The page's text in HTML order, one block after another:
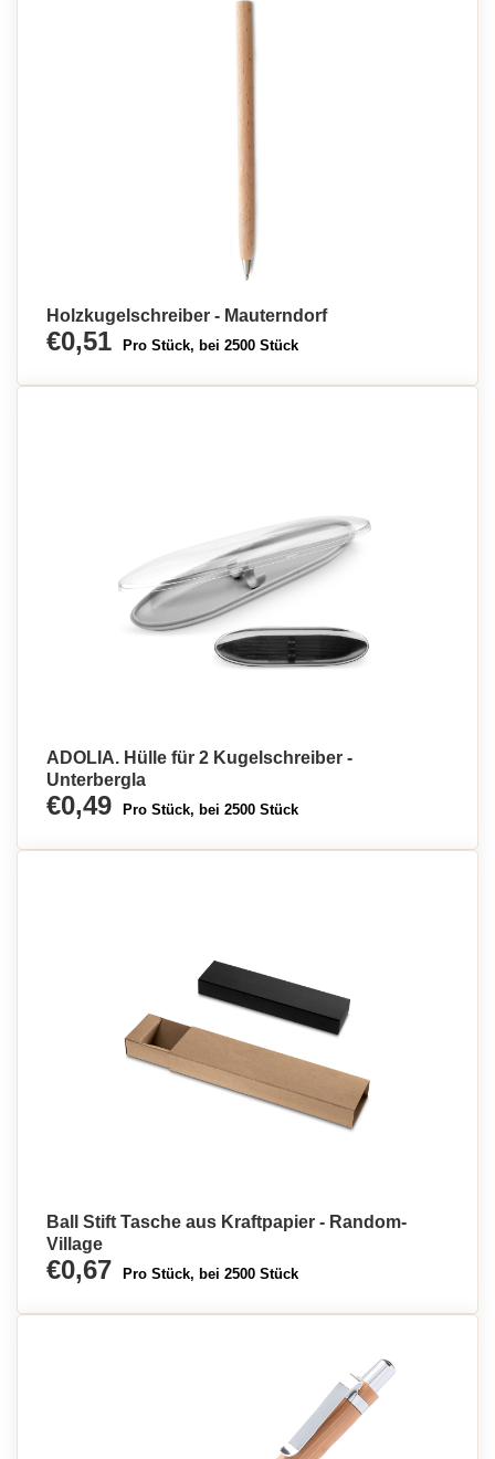
Holzkugelschreiber - Mauterndorf
€0,51 Pro Stück, bei 2500 Stück
ADOLIA. Hülle für 2 Kugelschreiber -
Unterbergla
€0,49 Pro Stück, bei 2500 Stück
Ball Stift Tasche aus Kraftpapier - Random-
Village
€0,67 Pro Stück, bei 2500 Stück